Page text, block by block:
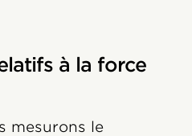
à la force
mesurons le